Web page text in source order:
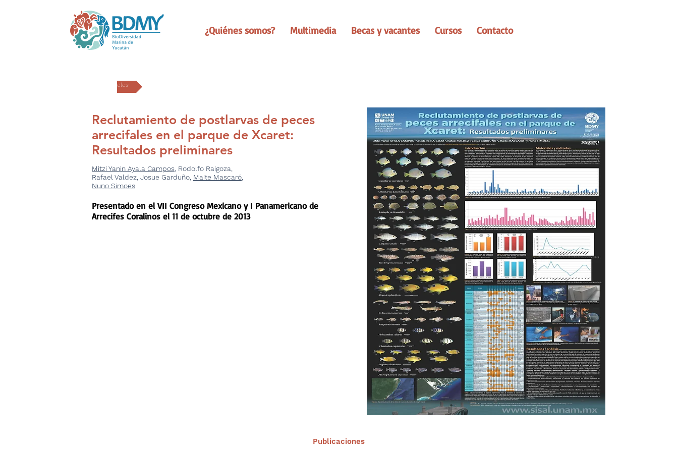
¿Quiénes somos? Multimedia Becas y vacantes Cursos Contacto
Carteles
Reclutamiento de postlarvas de peces
arrecifales en el parque de Xcaret:
Resultados preliminares
Mitzi Yanin Ayala Campos, Rodolfo Raigoza,
Rafael Valdez, Josue Garduño, Maite Mascaró,
Nuno Simoes
Presentado en el VII Congreso Mexicano y I Panamericano de
Arrecifes Coralinos el 11 de octubre de 2013
Publicaciones